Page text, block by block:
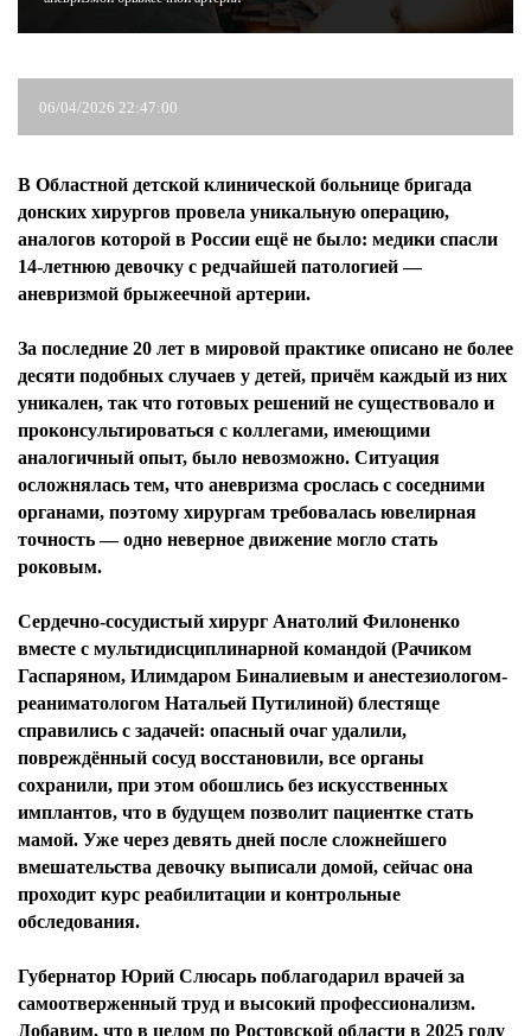
06/04/2026 22:47:00
В Областной детской клинической больнице бригада
донских хирургов провела уникальную операцию,
аналогов которой в России ещё не было: медики спасли
14-летнюю девочку с редчайшей патологией —
аневризмой брыжеечной артерии.
За последние 20 лет в мировой практике описано не более
десяти подобных случаев у детей, причём каждый из них
уникален, так что готовых решений не существовало и
проконсультироваться с коллегами, имеющими
аналогичный опыт, было невозможно. Ситуация
осложнялась тем, что аневризма срослась с соседними
органами, поэтому хирургам требовалась ювелирная
точность — одно неверное движение могло стать
роковым.
Сердечно-сосудистый хирург Анатолий Филоненко
вместе с мультидисциплинарной командой (Рачиком
Гаспаряном, Илимдаром Биналиевым и анестезиологом-
реаниматологом Натальей Путилиной) блестяще
справились с задачей: опасный очаг удалили,
повреждённый сосуд восстановили, все органы
сохранили, при этом обошлись без искусственных
имплантов, что в будущем позволит пациентке стать
мамой. Уже через девять дней после сложнейшего
вмешательства девочку выписали домой, сейчас она
проходит курс реабилитации и контрольные
обследования.
Губернатор Юрий Слюсарь поблагодарил врачей за
самоотверженный труд и высокий профессионализм.
Добавим, что в целом по Ростовской области в 2025 году